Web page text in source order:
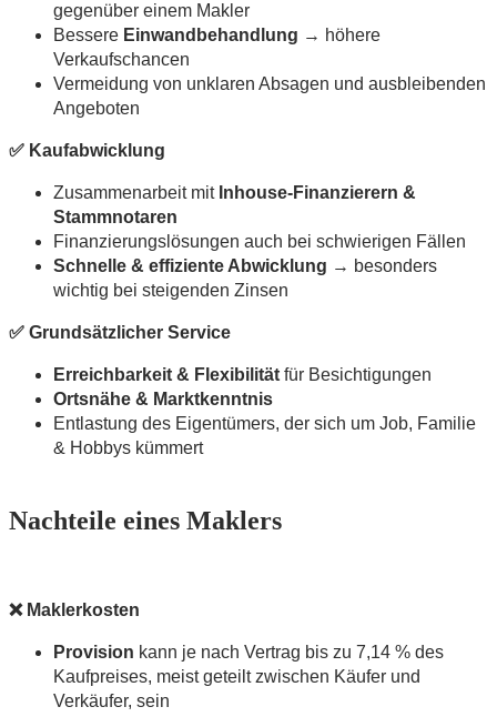
gegenüber einem Makler
Bessere Einwandbehandlung → höhere
Verkaufschancen
Vermeidung von unklaren Absagen und ausbleibenden
Angeboten
✅ Kaufabwicklung
Zusammenarbeit mit Inhouse-Finanzierern &
Stammnotaren
Finanzierungslösungen auch bei schwierigen Fällen
Schnelle & effiziente Abwicklung → besonders
wichtig bei steigenden Zinsen
✅ Grundsätzlicher Service
Erreichbarkeit & Flexibilität für Besichtigungen
Ortsnähe & Marktkenntnis
Entlastung des Eigentümers, der sich um Job, Familie
& Hobbys kümmert
Nachteile eines Maklers
❌ Maklerkosten
Provision kann je nach Vertrag bis zu 7,14 % des
Kaufpreises, meist geteilt zwischen Käufer und
Verkäufer, sein